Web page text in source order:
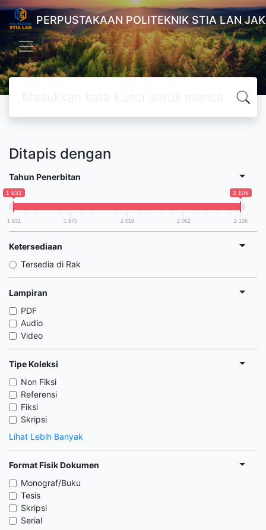
PERPUSTAKAAN POLITEKNIK STIA LAN
Ditapis dengan
Tahun Penerbitan
1 931 2 106
1 931 1 975 2 019 2 062 2 106
Ketersediaan
Tersedia di Rak
Lampiran
PDF
Audio
Video
Tipe Koleksi
Non Fiksi
Referensi
Fiksi
Skripsi
Lihat Lebih Banyak
Format Fisik Dokumen
Monograf/Buku
Tesis
Skripsi
Serial